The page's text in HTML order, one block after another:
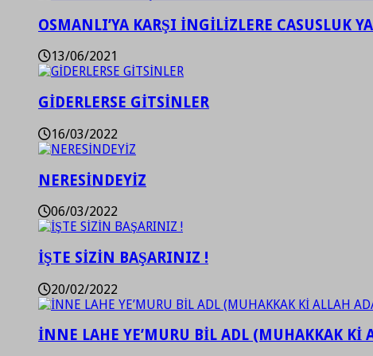
OSMANLI’YA KARŞI İNGİLİZLERE CASUSLUK
13/06/2021
GİDERLERSE GİTSİNLER
16/03/2022
NERESİNDEYİZ
06/03/2022
İŞTE SİZİN BAŞARINIZ !
20/02/2022
İNNE LAHE YE’MURU BİL ADL (MUHAKKAK Kİ